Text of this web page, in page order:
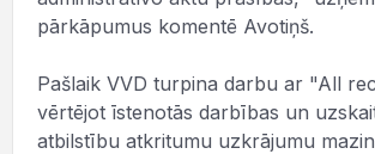
pārkāpumus komentē Avotiņš.
Pašlaik VVD turpina darbu ar "All
vērtējot īstenotās darbības un
atbilstību atkritumu uzkrājumu